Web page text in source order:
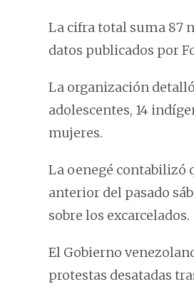
La cifra total suma 87
datos publicados por
La organización
adolescentes, 14
mujeres.
La oenegé contabilizó
anterior del pasado
sobre los excarcelados.
El Gobierno
protestas desatadas